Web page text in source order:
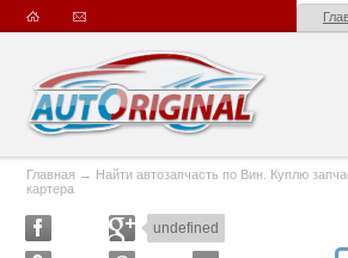
Главная → Найти автозапчасть по Вин. Куплю
картера
undefined